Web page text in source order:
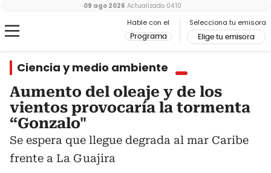
Hable con el
Programa
Selecciona tu emisora
Elige tu emisora
09 ago 2026 Actualizado 04:10
Ciencia y medio ambiente
Aumento del oleaje y de los
vientos provocaría la tormenta
“Gonzalo"
Se espera que llegue degrada al mar Caribe
frente a La Guajira